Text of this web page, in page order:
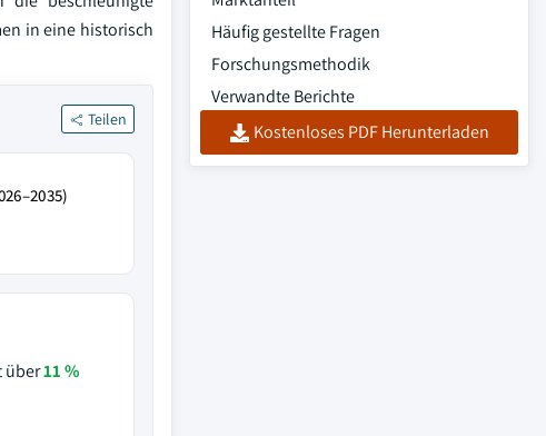
in eine historisch
Teilen
über11 %
Häufig gestellte Fragen
Forschungsmethodik
Verwandte Berichte
Kostenloses PDF Herunterladen